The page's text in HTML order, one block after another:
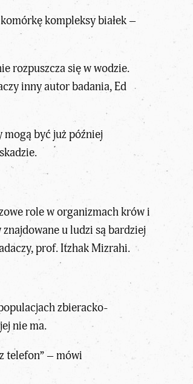
kompleksy białek –
rozpuszcza się w wodzie.
inny autor badania, Ed
mogą być już później
role w organizmach krów i
u ludzi są bardziej
prof. Itzhak Mizrahi.
zbieracko-
nie ma.
telefon” – mówi